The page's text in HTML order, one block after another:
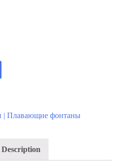
| Плавающие фонтаны
Description